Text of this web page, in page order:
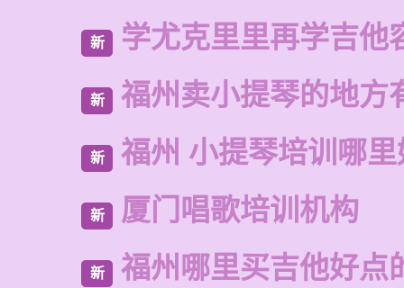
新 学尤克里里再学吉他
新 福州卖小提琴的地方
新 福州 小提琴培训哪里
新 厦门唱歌培训机构
新 福州哪里买吉他好点